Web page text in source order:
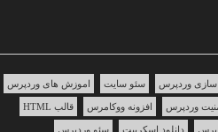
سازی وردپرس سئو سایت اموزش های وردپرس
وردپرس افزونه ووکامرس قالب HTML
دانلود اسکریپت سئو وردپرس